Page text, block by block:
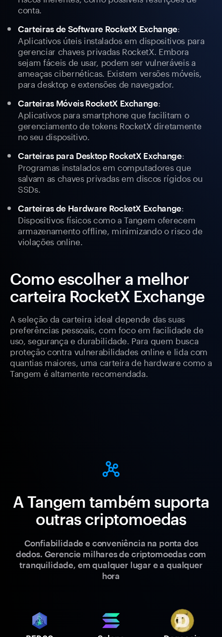
conta.
Carteiras de Software RocketX Exchange:
Aplicativos úteis instalados em dispositivos para
gerenciar chaves privadas RocketX. Embora
sejam fáceis de usar, podem ser vulneráveis a
ameaças cibernéticas. Existem versões móveis,
para desktop e extensões de navegador.
Carteiras Móveis RocketX Exchange:
Aplicativos para smartphone que facilitam o
gerenciamento de tokens RocketX diretamente
no seu dispositivo.
Carteiras para Desktop RocketX Exchange:
Programas instalados em computadores que
salvam as chaves privadas em discos rígidos ou
SSDs.
Carteiras de Hardware RocketX Exchange:
Dispositivos físicos como a Tangem oferecem
armazenamento offline, minimizando o risco de
violações online.
Como escolher a melhor
carteira RocketX Exchange
A seleção da carteira ideal depende das suas
preferências pessoais, com foco em facilidade de
uso, segurança e durabilidade. Para quem busca
proteção contra vulnerabilidades online e lida com
quantias maiores, uma carteira de hardware como a
Tangem é altamente recomendada.
A Tangem também suporta
outras criptomoedas
Confiabilidade e conveniência na ponta dos
dedos. Gerencie milhares de criptomoedas com
tranquilidade, em qualquer lugar e a qualquer
hora